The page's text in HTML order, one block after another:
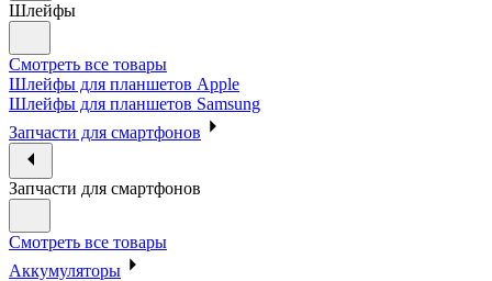
Шлейфы
Смотреть все товары
Шлейфы для планшетов Apple
Шлейфы для планшетов Samsung
Запчасти для смартфонов
Запчасти для смартфонов
Смотреть все товары
Аккумуляторы